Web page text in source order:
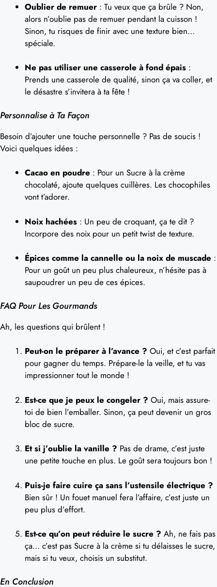
Oublier de remuer : Tu veux que ça brûle ? Non,
alors n’oublie pas de remuer pendant la cuisson !
Sinon, tu risques de finir avec une texture bien…
spéciale.
Ne pas utiliser une casserole à fond épais :
Prends une casserole de qualité, sinon ça va coller, et
le désastre s’invitera à ta fête !
Personnalise à Ta Façon
Besoin d’ajouter une touche personnelle ? Pas de soucis !
Voici quelques idées :
Cacao en poudre : Pour un Sucre à la crème
chocolaté, ajoute quelques cuillères. Les chocophiles
vont t’adorer.
Noix hachées : Un peu de croquant, ça te dit ?
Incorpore des noix pour un petit twist de texture.
Épices comme la cannelle ou la noix de muscade :
Pour un goût un peu plus chaleureux, n’hésite pas à
saupoudrer un peu de ces épices.
FAQ Pour Les Gourmands
Ah, les questions qui brûlent !
Peut-on le préparer à l’avance ? Oui, et c’est parfait
pour gagner du temps. Prépare-le la veille, et tu vas
impressionner tout le monde !
Est-ce que je peux le congeler ? Oui, mais assure-
toi de bien l’emballer. Sinon, ça peut devenir un gros
bloc de sucre.
Et si j’oublie la vanille ? Pas de drame, c’est juste
une petite touche en plus. Le goût sera toujours bon !
Puis-je faire cuire ça sans l’ustensile électrique ?
Bien sûr ! Un fouet manuel fera l’affaire, c’est juste un
peu plus d’effort.
Est-ce qu’on peut réduire le sucre ? Ah, ne fais pas
ça… c’est pas Sucre à la crème si tu délaisses le sucre,
mais si tu veux, choisis un substitut.
En Conclusion